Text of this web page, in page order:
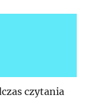
czytania